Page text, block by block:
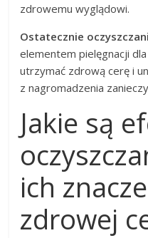
zdrowemu wyglądowi.
Ostatecznie
elementem pielęgnacji
utrzymać zdrową cerę i
z nagromadzenia
Jakie są
ich
zdrowej